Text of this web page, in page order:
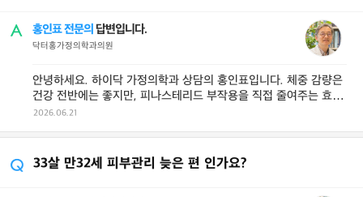
홍인표 전문의 답변입니다.
닥터홍가정의학과의원
안녕하세요. 하이닥 가정의학과 상담의 홍인표입니다. 체중 감량은
건강 전반에는 좋지만, 피나스테리드 부작용을 직접 줄여주는 효과
2026.06.21
33살 만32세 피부관리 늦은 편 인가요?